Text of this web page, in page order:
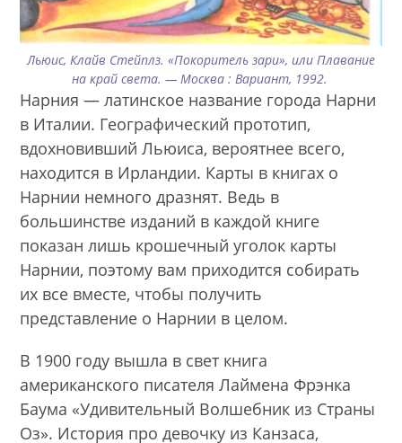
Льюис, Клайв Стейплз. «Покоритель зари», или Плавание
на край света. — Москва : Вариант, 1992.
Нарния — латинское название города Нарни
в Италии. Географический прототип,
вдохновивший Льюиса, вероятнее всего,
находится в Ирландии. Карты в книгах о
Нарнии немного дразнят. Ведь в
большинстве изданий в каждой книге
показан лишь крошечный уголок карты
Нарнии, поэтому вам приходится собирать
их все вместе, чтобы получить
представление о Нарнии в целом.
В 1900 году вышла в свет книга
американского писателя Лаймена Фрэнка
Баума «Удивительный Волшебник из Страны
Оз». История про девочку из Канзаса,